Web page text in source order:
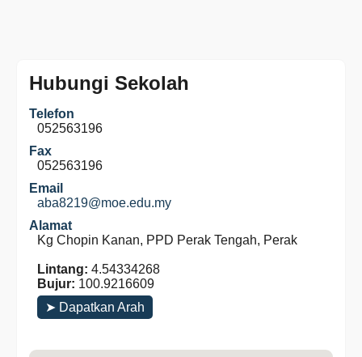
Hubungi Sekolah
Telefon
052563196
Fax
052563196
Email
aba8219@moe.edu.my
Alamat
Kg Chopin Kanan, PPD Perak Tengah, Perak
Lintang: 4.54334268
Bujur: 100.9216609
➤ Dapatkan Arah